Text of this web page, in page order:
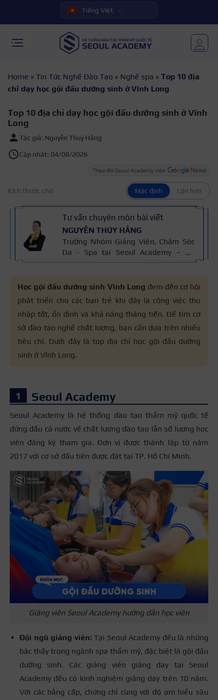
Tiếng Việt
Home » Tin Tức Nghề Đào Tạo » Nghề spa » Top 10 địa
chỉ dạy học gội đầu dưỡng sinh ở Vĩnh Long
Top 10 địa chỉ dạy học gội đầu dưỡng sinh ở Vĩnh
Long
Tác giả: Nguyễn Thuý Hằng
Cập nhật: 04/08/2026
Kích thước chữ Mặc định Lớn hơn
Tư vấn chuyên môn bài viết
NGUYỄN THÚY HẰNG
Trưởng Nhóm Giảng Viên, Chăm Sóc
Da - Spa tại Seoul Academy – Hệ
thống Đào tạo Thẩm mỹ Quốc tế với
Chăm Sóc Da, chứng chỉ thẩm mỹ
Cidesco Thụy Sỹ 2011, chứng chỉ
chuyên sâu Body Cibtac Singapore,
ban giám khảo Hiệp hội ngành làm
đẹp Asian.
Học gội đầu dưỡng sinh Vĩnh Long đem đến cơ hội
phát triển cho các bạn trẻ khi đây là công việc thu
nhập tốt, ổn định và khả năng thăng tiến. Để tìm cơ
sở đào tạo nghề chất lượng, bạn cần dựa trên nhiều
tiêu chí. Dưới đây là top địa chỉ học gội đầu dưỡng
sinh ở Vĩnh Long.
Seoul Academy
Seoul Academy là hệ thống đào tạo thẩm mỹ quốc tế
đứng đầu cả nước về chất lượng đào tạo lẫn số lượng học
viên đăng ký tham gia. Đơn vị được thành lập từ năm
2017 với cơ sở đầu tiên được đặt tại TP. Hồ Chí Minh.
Giảng viên Seoul Academy hướng dẫn học viên
Đội ngũ giảng viên: Tại Seoul Academy đều là những
bậc thầy trong ngành spa thẩm mỹ, đặc biệt là gội đầu
dưỡng sinh. Các giảng viên giảng dạy tại Seoul
Academy đều có kinh nghiệm giảng dạy trên 10 năm.
Với các bằng cấp, chứng chỉ cùng với độ am hiểu sâu